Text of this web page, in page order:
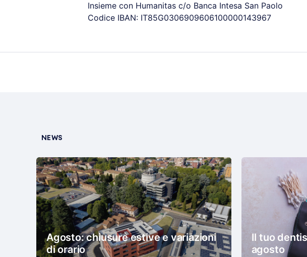
Insieme con Humanitas c/o Banca Intesa San Paolo
Codice IBAN: IT85G0306909606100000143967
NEWS
Agosto: chiusure estive e variazioni
di orario
Il tuo
agosto